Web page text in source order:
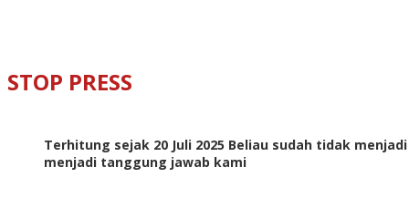
STOP PRESS
Terhitung sejak 20 Juli 2025 Beliau sudah tidak
menjadi tanggung jawab kami